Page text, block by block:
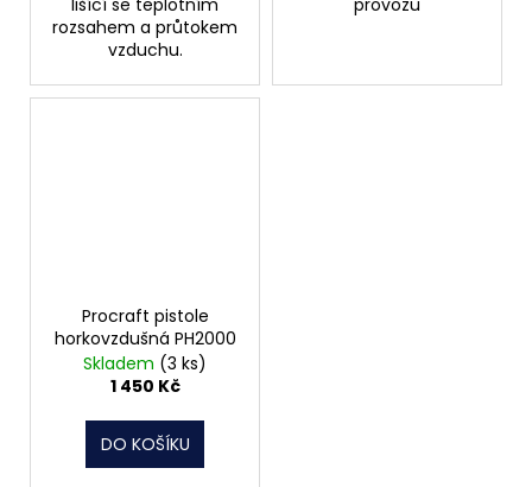
lišící se teplotním
rozsahem a průtokem
vzduchu.
provozu
Procraft pistole
horkovzdušná PH2000
Skladem (3 ks)
1 450 Kč
DO KOŠÍKU